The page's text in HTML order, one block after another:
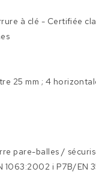
à clé - Certifiée
25 mm ; 4
pare-balles /
1063:2002 i P7B/EN